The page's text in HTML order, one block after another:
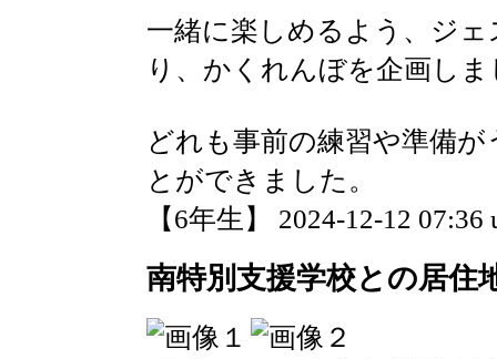
一緒に楽しめるよう、ジ
り、かくれんぼを企画し
どれも事前の練習や準備
とができました。
【6年生】 2024-12-12 07:36
南特別支援学校との居住